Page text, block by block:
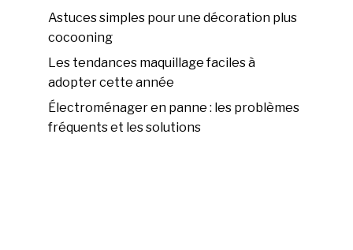
Astuces simples pour une décoration plus
cocooning
Les tendances maquillage faciles à
adopter cette année
Électroménager en panne : les problèmes
fréquents et les solutions